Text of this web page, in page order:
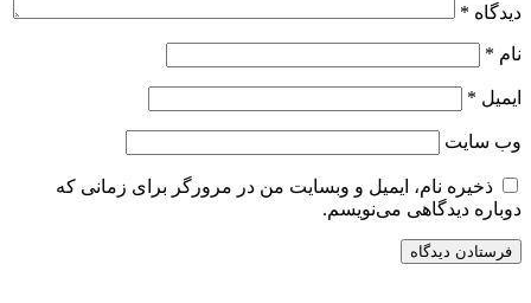
دیدگاه *
نام *
ایمیل *
وب‌ سایت
ذخیره نام، ایمیل و وبسایت من در مرورگر برای زمانی که
دوباره دیدگاهی می‌نویسم.